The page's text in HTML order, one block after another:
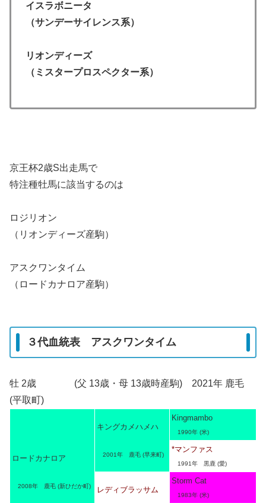
イスラボニータ
（サンデーサイレンス系）
リオンディーズ
（ミスタープロスペクター系）
京王杯2歳S出走馬で
特注種牡馬に該当するのは
ロジリオン
（リオンディーズ産駒）
アスクワンタイム
（ロードカナロア産駒）
３代血統表 アスクワンタイム
牡 2歳 (父 13歳・母 13歳時産駒) 2021年 鹿毛
(平取町)
ロードカナロア
2008年 鹿毛 (新ひだか町)
キングカメハメハ
2001年 鹿毛 (早来町)
Kingmambo
1990年 (米)
*マンファス
1991年 黒鹿 (愛)
レディブラッサム
Storm Cat
1983年 (米)